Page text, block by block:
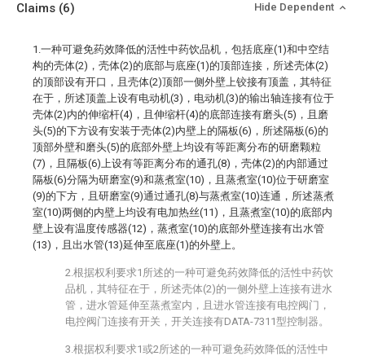
Claims (6) Hide Dependent
1.一种可避免药效降低的活性中药饮品机，包括底座(1)和中空结
构的壳体(2)，壳体(2)的底部与底座(1)的顶部连接，所述壳体(2)
的顶部设有开口，且壳体(2)顶部一侧外壁上铰接有顶盖，其特征
在于，所述顶盖上设有电动机(3)，电动机(3)的输出轴连接有位于
壳体(2)内的伸缩杆(4)，且伸缩杆(4)的底部连接有磨头(5)，且磨
头(5)的下方设有安装于壳体(2)内壁上的隔板(6)，所述隔板(6)的
顶部外壁和磨头(5)的底部外壁上均设有等距离分布的研磨颗粒
(7)，且隔板(6)上设有等距离分布的通孔(8)，壳体(2)的内部通过
隔板(6)分隔为研磨室(9)和蒸煮室(10)，且蒸煮室(10)位于研磨室
(9)的下方，且研磨室(9)通过通孔(8)与蒸煮室(10)连通，所述蒸煮
室(10)两侧的内壁上均设有电加热丝(11)，且蒸煮室(10)的底部内
壁上设有温度传感器(12)，蒸煮室(10)的底部外壁连接有出水管
(13)，且出水管(13)延伸至底座(1)的外壁上。
2.根据权利要求1所述的一种可避免药效降低的活性中药饮
品机，其特征在于，所述壳体(2)的一侧外壁上连接有进水
管，进水管延伸至蒸煮室内，且进水管连接有电控阀门，
电控阀门连接有开关，开关连接有DATA-7311型控制器。
3.根据权利要求1或2所述的一种可避免药效降低的活性中